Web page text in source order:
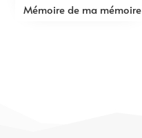
Mémoire de ma mémoire